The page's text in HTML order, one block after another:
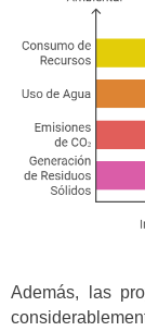
Además, las